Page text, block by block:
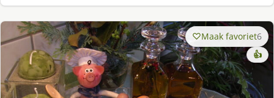
Maak favoriet6
👍